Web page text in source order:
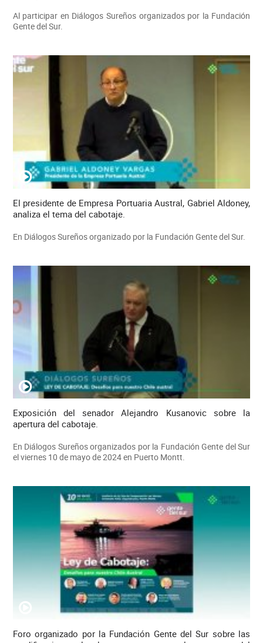
Al participar en Diálogos Sureños organizados por la Fundación
Gente del Sur.
El presidente de Empresa Portuaria Austral, Gabriel Aldoney,
analiza el tema del cabotaje.
En Diálogos Sureños organizado por la Fundación Gente del Sur.
Exposición del senador Alejandro Kusanovic sobre la
apertura del cabotaje.
En Diálogos Sureños organizados por la Fundación Gente del Sur
el viernes 10 de mayo de 2024 en Puerto Montt.
Foro organizado por la Fundación Gente del Sur sobre las